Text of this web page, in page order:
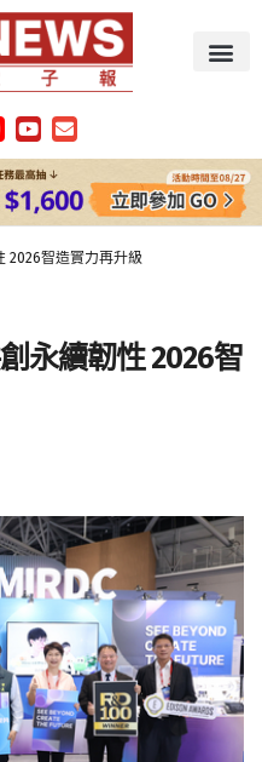
2026智造實力再升級
永續韌性 2026智